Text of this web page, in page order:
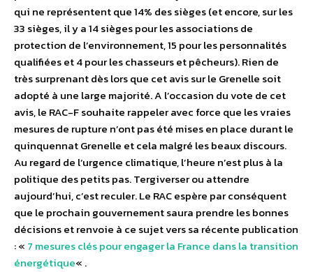
qui ne représentent que 14% des sièges (et encore, sur les
33 sièges, il y a 14 sièges pour les associations de
protection de l’environnement, 15 pour les personnalités
qualifiées et 4 pour les chasseurs et pêcheurs). Rien de
très surprenant dès lors que cet avis sur le Grenelle soit
adopté à une large majorité. A l’occasion du vote de cet
avis, le RAC-F souhaite rappeler avec force que les vraies
mesures de rupture n’ont pas été mises en place durant le
quinquennat Grenelle et cela malgré les beaux discours.
Au regard de l’urgence climatique, l’heure n’est plus à la
politique des petits pas. Tergiverser ou attendre
aujourd’hui, c’est reculer. Le RAC espère par conséquent
que le prochain gouvernement saura prendre les bonnes
décisions et renvoie à ce sujet vers sa récente publication
: « 7 mesures clés pour engager la France dans la transition
énergétique« .